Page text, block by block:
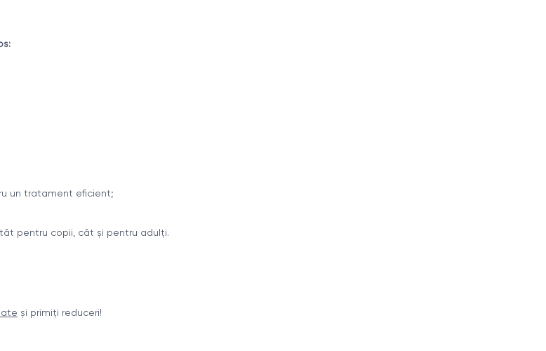
un tratament eficient;
pentru copii, cât și pentru adulți.
și primiți reduceri!